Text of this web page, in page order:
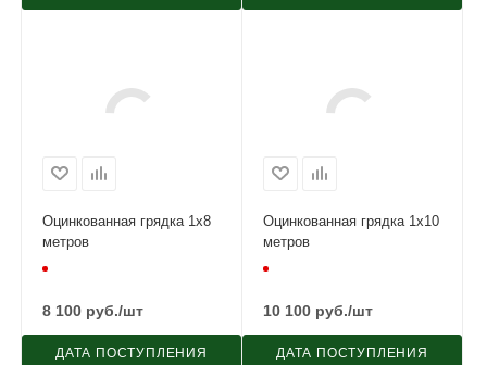
Оцинкованная грядка 1х8
метров
8 100 руб./шт
ДАТА ПОСТУПЛЕНИЯ
Оцинкованная грядка 1х10
метров
10 100 руб./шт
ДАТА ПОСТУПЛЕНИЯ